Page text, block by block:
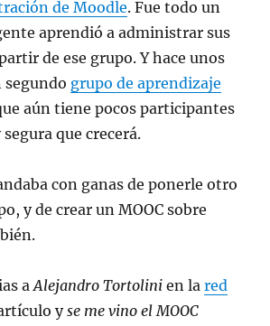
de Moodle. Fue todo un
aprendió a administrar sus
de ese grupo. Y hace unos
segundo grupo de aprendizaje
aún tiene pocos participantes
que crecerá.
con ganas de ponerle otro
y de crear un MOOC sobre
aAlejandro Tortolini en lared
yse me vino el MOOC